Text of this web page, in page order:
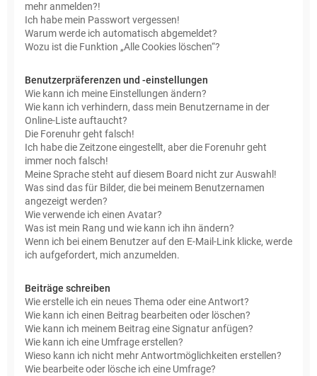
mehr anmelden?!
Ich habe mein Passwort vergessen!
Warum werde ich automatisch abgemeldet?
Wozu ist die Funktion „Alle Cookies löschen“?
Benutzerpräferenzen und -einstellungen
Wie kann ich meine Einstellungen ändern?
Wie kann ich verhindern, dass mein Benutzername in der
Online-Liste auftaucht?
Die Forenuhr geht falsch!
Ich habe die Zeitzone eingestellt, aber die Forenuhr geht
immer noch falsch!
Meine Sprache steht auf diesem Board nicht zur Auswahl!
Was sind das für Bilder, die bei meinem Benutzernamen
angezeigt werden?
Wie verwende ich einen Avatar?
Was ist mein Rang und wie kann ich ihn ändern?
Wenn ich bei einem Benutzer auf den E-Mail-Link klicke, werde
ich aufgefordert, mich anzumelden.
Beiträge schreiben
Wie erstelle ich ein neues Thema oder eine Antwort?
Wie kann ich einen Beitrag bearbeiten oder löschen?
Wie kann ich meinem Beitrag eine Signatur anfügen?
Wie kann ich eine Umfrage erstellen?
Wieso kann ich nicht mehr Antwortmöglichkeiten erstellen?
Wie bearbeite oder lösche ich eine Umfrage?